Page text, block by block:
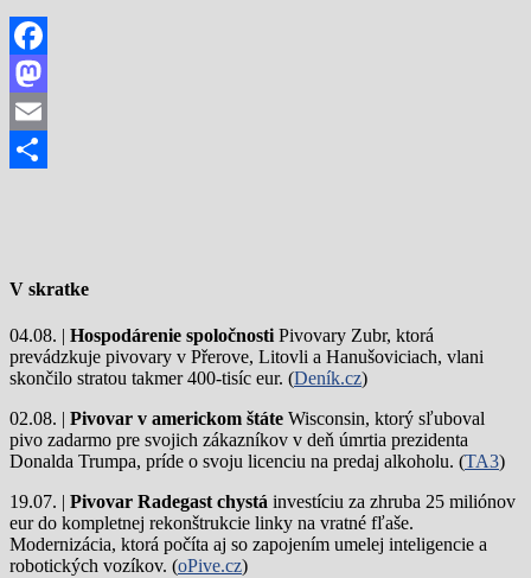
Facebook
Mastodon
Email
V skratke
04.08. | Hospodárenie spoločnosti Pivovary Zubr, ktorá
prevádzkuje pivovary v Přerove, Litovli a Hanušoviciach, vlani
skončilo stratou takmer 400-tisíc eur. (Deník.cz)
02.08. | Pivovar v americkom štáte Wisconsin, ktorý sľuboval
pivo zadarmo pre svojich zákazníkov v deň úmrtia prezidenta
Donalda Trumpa, príde o svoju licenciu na predaj alkoholu. (TA3)
19.07. | Pivovar Radegast chystá investíciu za zhruba 25 miliónov
eur do kompletnej rekonštrukcie linky na vratné fľaše.
Modernizácia, ktorá počíta aj so zapojením umelej inteligencie a
robotických vozíkov. (oPive.cz)